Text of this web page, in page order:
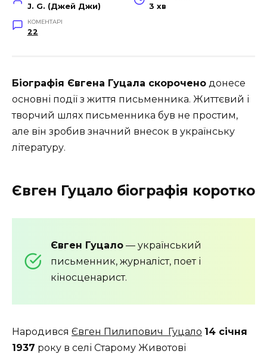
J. G. (Джей Джи) 3 хв
КОМЕНТАРІ
22
Біографія Євгена Гуцала скорочено донесе
основні події з життя письменника. Життєвий і
творчий шлях письменника був не простим,
але він зробив значний внесок в українську
літературу.
Євген Гуцало біографія коротко
Євген Гуцало — український
письменник, журналіст, поет і
кіносценарист.
Народився Євген Пилипович Гуцало 14 січня
1937 року в селі Старому Животові